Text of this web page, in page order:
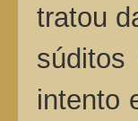
tratou
intento